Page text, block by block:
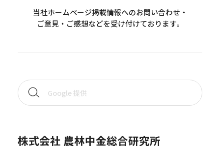
当社ホームページ掲載情報へのお問い合わせ・
ご意見・ご感想などを受け付けております。
株式会社 農林中金総合研究所